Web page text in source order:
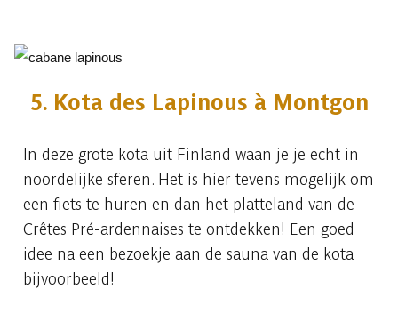
5. Kota des Lapinous à Montgon
In deze grote kota uit Finland waan je je echt in
noordelijke sferen. Het is hier tevens mogelijk om
een fiets te huren en dan het platteland van de
Crêtes Pré-ardennaises te ontdekken! Een goed
idee na een bezoekje aan de sauna van de kota
bijvoorbeeld!